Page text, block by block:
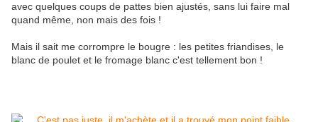
avec quelques coups de pattes bien ajustés, sans lui faire mal
quand même, non mais des fois !
Mais il sait me corrompre le bougre : les petites friandises, le
blanc de poulet et le fromage blanc c'est tellement bon !